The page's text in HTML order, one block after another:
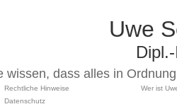
Uwe
wissen, dass alles in
Rechtliche Hinweise
Wer ist
Datenschutz